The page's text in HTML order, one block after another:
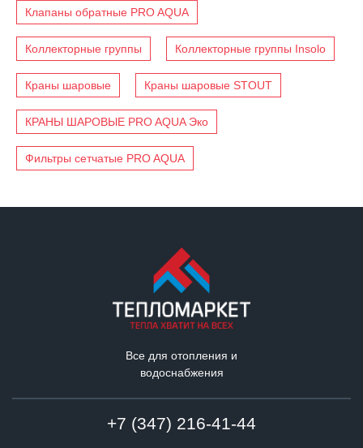
Клапаны обратные PRO AQUA
Коллекторные группы Коллекторные группы Insolo
Краны шаровые Краны шаровые STOUT
КРАНЫ ШАРОВЫЕ PRO AQUA Эко
Фильтры сетчатые PRO AQUA
Все для отопления и
водоснабжения
+7 (347) 216-41-44